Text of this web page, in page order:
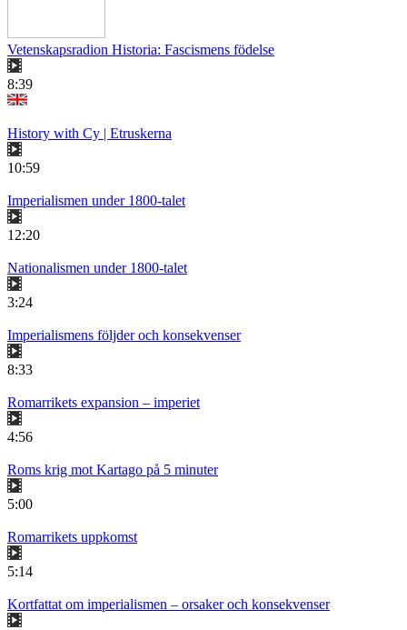
Vetenskapsradion Historia: Fascismens födelse
8:39
History with Cy | Etruskerna
10:59
Imperialismen under 1800-talet
12:20
Nationalismen under 1800-talet
3:24
Imperialismens följder och konsekvenser
8:33
Romarrikets expansion – imperiet
4:56
Roms krig mot Kartago på 5 minuter
5:00
Romarrikets uppkomst
5:14
Kortfattat om imperialismen – orsaker och konsekvenser